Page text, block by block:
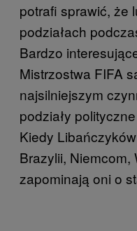
potrafi sprawić, że
podziałach
Bardzo
Mistrzostwa FIFA
najsilniejszym
podziały
Kiedy
Brazylii, Niemcom,
zapominają oni o